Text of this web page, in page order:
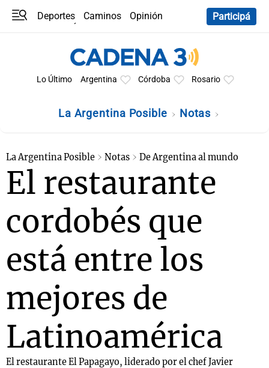
Deportes Caminos
Opinión
Participá
Lo Último Argentina Córdoba Rosario
La Argentina Posible Notas
La Argentina Posible Notas De Argentina al mundo
El restaurante
cordobés que
está entre los
mejores de
Latinoamérica
El restaurante El Papagayo, liderado por el chef Javier